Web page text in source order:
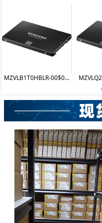
MZVLB1T0HBLR-00$00/07 PM981a 1TB SSD